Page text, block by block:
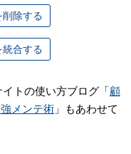
除する
合する
トの使い方ブログ「顧
メンテ術 」もあわせて